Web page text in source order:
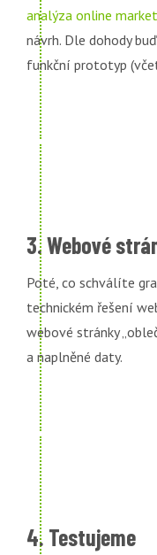
analýza online
návrh. Dle dohody
funkční prototyp
3. Webové
Poté, co schválíte
technickém řešení
webové stránky
a naplněné daty.
4. Testujeme